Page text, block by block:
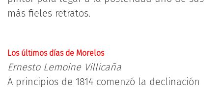
más fieles retratos.
Los últimos días de Morelos
Ernesto Lemoine Villicaña
A principios de 1814 comenzó la declinación